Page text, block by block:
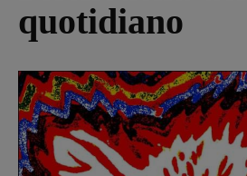
quotidiano